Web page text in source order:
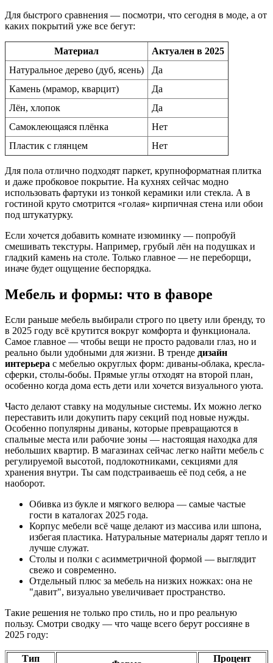
Для быстрого сравнения — посмотри, что сегодня в моде, а от
каких покрытий уже все бегут:
Материал
Актуален в 2025
Натуральное дерево (дуб, ясень)
Да
Камень (мрамор, кварцит)
Да
Лён, хлопок
Да
Самоклеющаяся плёнка
Нет
Пластик с глянцем
Нет
Для пола отлично подходят паркет, крупноформатная плитка
и даже пробковое покрытие. На кухнях сейчас модно
использовать фартуки из тонкой керамики или стекла. А в
гостиной круто смотрится «голая» кирпичная стена или обои
под штукатурку.
Если хочется добавить комнате изюминку — попробуй
смешивать текстуры. Например, грубый лён на подушках и
гладкий камень на столе. Только главное — не переборщи,
иначе будет ощущение беспорядка.
Мебель и формы: что в фаворе
Если раньше мебель выбирали строго по цвету или бренду, то
в 2025 году всё крутится вокруг комфорта и функционала.
Самое главное — чтобы вещи не просто радовали глаз, но и
реально были удобными для жизни. В тренде дизайн
интерьера с мебелью округлых форм: диваны-облака, кресла-
сферки, столы-бобы. Прямые углы отходят на второй план,
особенно когда дома есть дети или хочется визуального уюта.
Часто делают ставку на модульные системы. Их можно легко
переставить или докупить пару секций под новые нужды.
Особенно популярны диваны, которые превращаются в
спальные места или рабочие зоны — настоящая находка для
небольших квартир. В магазинах сейчас легко найти мебель с
регулируемой высотой, подлокотниками, секциями для
хранения внутри. Ты сам подстраиваешь её под себя, а не
наоборот.
Обивка из букле и мягкого велюра — самые частые
гости в каталогах 2025 года.
Корпус мебели всё чаще делают из массива или шпона,
избегая пластика. Натуральные материалы дарят тепло и
лучше служат.
Столы и полки с асимметричной формой — выглядит
свежо и современно.
Отдельный плюс за мебель на низких ножках: она не
"давит", визуально увеличивает пространство.
Такие решения не только про стиль, но и про реальную
пользу. Смотри сводку — что чаще всего берут россияне в
2025 году:
Тип
Процент